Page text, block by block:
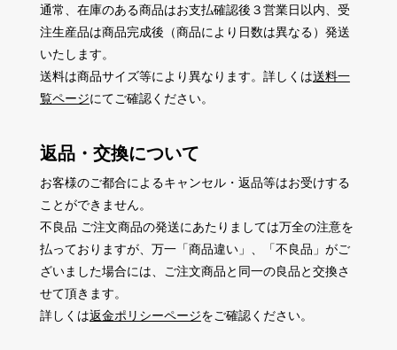
通常、在庫のある商品はお支払確認後３営業日以内、受
注生産品は商品完成後（商品により日数は異なる）発送
いたします。
送料は商品サイズ等により異なります。詳しくは送料一
覧ページにてご確認ください。
返品・交換について
お客様のご都合によるキャンセル・返品等はお受けする
ことができません。
不良品 ご注文商品の発送にあたりましては万全の注意を
払っておりますが、万一「商品違い」、「不良品」がご
ざいました場合には、ご注文商品と同一の良品と交換さ
せて頂きます。
詳しくは返金ポリシーページをご確認ください。